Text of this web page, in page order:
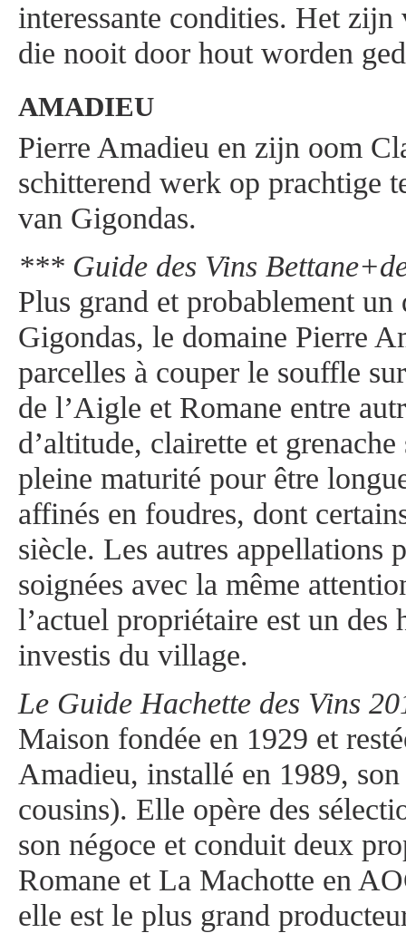
interessante condities. Het
die nooit door hout worden
AMADIEU
Pierre Amadieu en zijn oom
schitterend werk op prachtige
van Gigondas.
*** Guide des Vins
Plus grand et probablement un
Gigondas, le domaine Pierre
parcelles à couper le souffle
de l’Aigle et Romane entre
d’altitude, clairette et
pleine maturité pour être
affinés en foudres, dont
siècle. Les autres appellations
soignées avec la même
l’actuel propriétaire est un des
investis du village.
Le Guide Hachette des Vins
Maison fondée en 1929 et
Amadieu, installé en 1989, son
cousins). Elle opère des
son négoce et conduit deux
Romane et La Machotte en
elle est le plus grand